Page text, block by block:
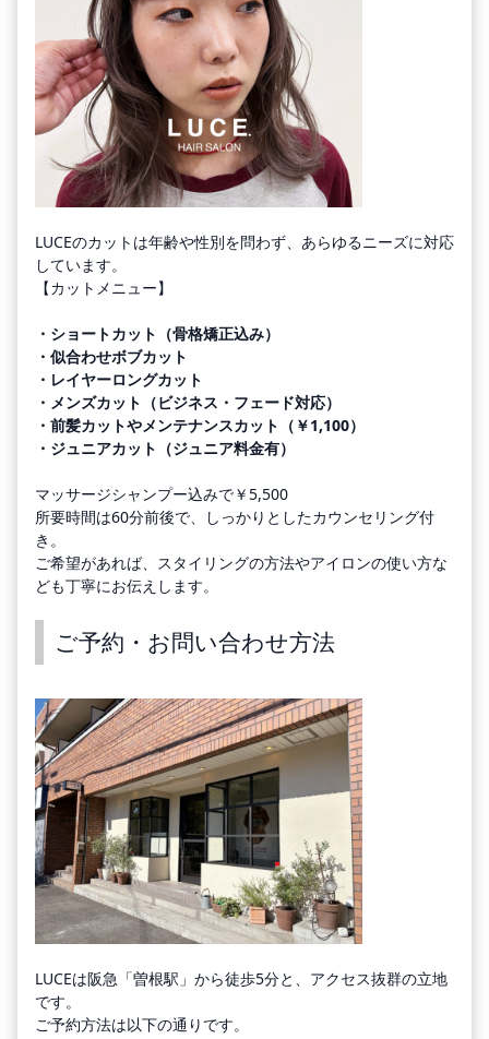
LUCEのカットは年齢や性別を問わず、あらゆるニーズに対応
しています。
【カットメニュー】
・ショートカット（骨格矯正込み）
・似合わせボブカット
・レイヤーロングカット
・メンズカット（ビジネス・フェード対応）
・前髪カットやメンテナンスカット（￥1,100）
・ジュニアカット（ジュニア料金有）
マッサージシャンプー込みで￥5,500
所要時間は60分前後で、しっかりとしたカウンセリング付
き。
ご希望があれば、スタイリングの方法やアイロンの使い方な
ども丁寧にお伝えします。
ご予約・お問い合わせ方法
LUCEは阪急「曽根駅」から徒歩5分と、アクセス抜群の立地
です。
ご予約方法は以下の通りです。